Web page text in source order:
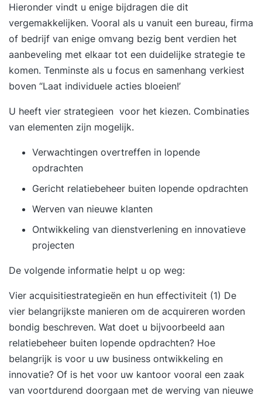
Hieronder vindt u enige bijdragen die dit
vergemakkelijken. Vooral als u vanuit een bureau, firma
of bedrijf van enige omvang bezig bent verdien het
aanbeveling met elkaar tot een duidelijke strategie te
komen. Tenminste als u focus en samenhang verkiest
boven “Laat individuele acties bloeien!’
U heeft vier strategieen voor het kiezen. Combinaties
van elementen zijn mogelijk.
Verwachtingen overtreffen in lopende
opdrachten
Gericht relatiebeheer buiten lopende opdrachten
Werven van nieuwe klanten
Ontwikkeling van dienstverlening en innovatieve
projecten
De volgende informatie helpt u op weg:
Vier acquisitiestrategieën en hun effectiviteit (1) De
vier belangrijkste manieren om de acquireren worden
bondig beschreven. Wat doet u bijvoorbeeld aan
relatiebeheer buiten lopende opdrachten? Hoe
belangrijk is voor u uw business ontwikkeling en
innovatie? Of is het voor uw kantoor vooral een zaak
van voortdurend doorgaan met de werving van nieuwe